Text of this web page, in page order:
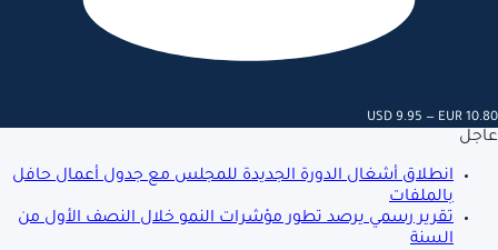
USD 9.95 — EUR 10.80
عاجل
انطلاق أشغال الدورة الجديدة للمجلس مع جدول أعمال حافل
بالملفات
تقرير رسمي يرصد تطور مؤشرات النمو خلال النصف الأول من
السنة